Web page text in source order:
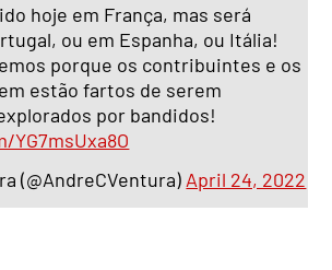
hoje em França, mas será
ou em Espanha, ou Itália!
porque os contribuintes e os
estão fartos de serem
por bandidos!
(@AndreCVentura) April 24, 2022